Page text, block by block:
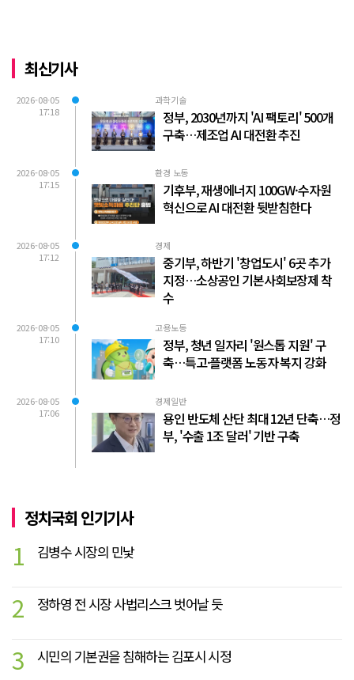
최신기사
2026-08-05
17:18
과학기술
정부, 2030년까지 'AI 팩토리' 500개
구축…제조업 AI 대전환 추진
2026-08-05
17:15
환경 노동
기후부, 재생에너지 100GW·수자원
혁신으로 AI 대전환 뒷받침한다
2026-08-05
17:12
경제
중기부, 하반기 '창업도시' 6곳 추가
지정…소상공인 기본사회보장제 착
수
2026-08-05
17:10
고용노동
정부, 청년 일자리 '원스톱 지원' 구
축…특고·플랫폼 노동자 복지 강화
2026-08-05
17:06
경제일반
용인 반도체 산단 최대 12년 단축…정
부, '수출 1조 달러' 기반 구축
정치국회 인기기사
1 김병수 시장의 민낯
2 정하영 전 시장 사법리스크 벗어날 듯
3 시민의 기본권을 침해하는 김포시 시정